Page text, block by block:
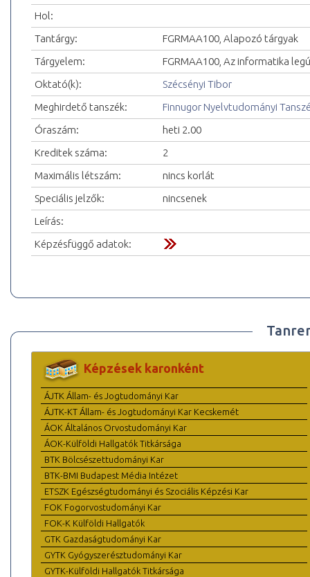
Hol:
Tantárgy:
FGRMAA100, Alapozó tárgyak
Tárgyelem:
FGRMAA100, Az informatika
Oktató(k):
Szécsényi Tibor
Meghirdető tanszék:
Finnugor Nyelvtudományi
Óraszám:
heti 2.00
Kreditek száma:
2
Maximális létszám:
nincs korlát
Speciális jelzők:
nincsenek
Leírás:
Képzésfüggő adatok:
Képzések karonként
ÁJTK Állam- és Jogtudományi Kar
ÁJTK-KT Állam- és Jogtudományi Kar Kecskemét
ÁOK Általános Orvostudományi Kar
ÁOK-Külföldi Hallgatók Titkársága
BTK Bölcsészettudományi Kar
BTK-BMI Budapest Média Intézet
ETSZK Egészségtudományi és Szociális Képzési Kar
FOK Fogorvostudományi Kar
FOK-K Külföldi Hallgatók
GTK Gazdaságtudományi Kar
GYTK Gyógyszerésztudományi Kar
GYTK-Külföldi Hallgatók Titkársága